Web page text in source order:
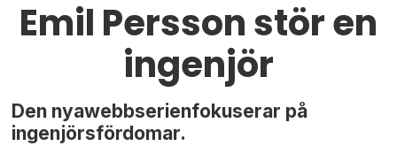
Emil Persson stör en
ingenjör
Den nyawebbserienfokuserar på
ingenjörsfördomar.